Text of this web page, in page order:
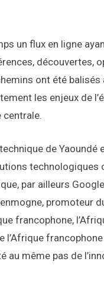
un flux en ligne
découvertes,
ont été balisés
les enjeux de
centrale.
de
par ailleurs
promoteur
francophone,
l’Afrique
au même pas de